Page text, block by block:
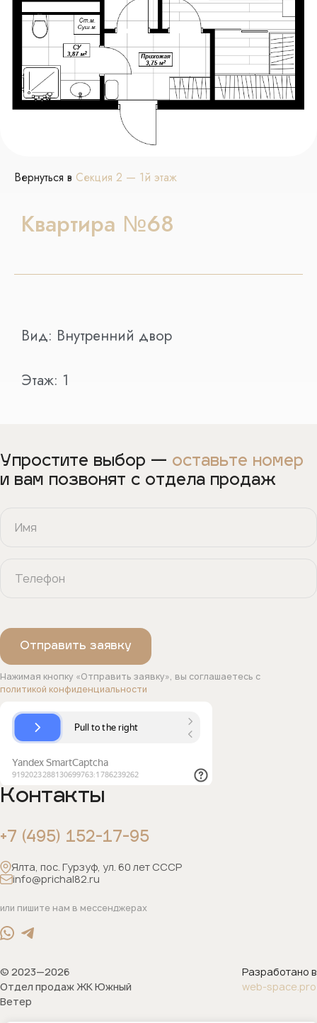
Вернуться в Секция 2 — 1й этаж
Квартира №68
Вид: Внутренний двор
Этаж: 1
Упростите выбор — оставьте номер
и вам позвонят с отдела продаж
Нажимая кнопку «Отправить заявку», вы соглашаетесь с
политикой конфиденциальности
Контакты
+7 (495) 152-17-95
Ялта, пос. Гурзуф, ул. 60 лет СССР
info@prichal82.ru
или пишите нам в мессенджерах
© 2023—2026
Отдел продаж ЖК Южный
Ветер
Разработано в
web-space.pro